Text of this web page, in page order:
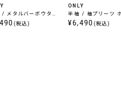
/ メタルバーボウタイ
トブラウス
(税込)
ONLY
半袖 / 袖プリーツ
ブラウス
¥6,490 (税込)